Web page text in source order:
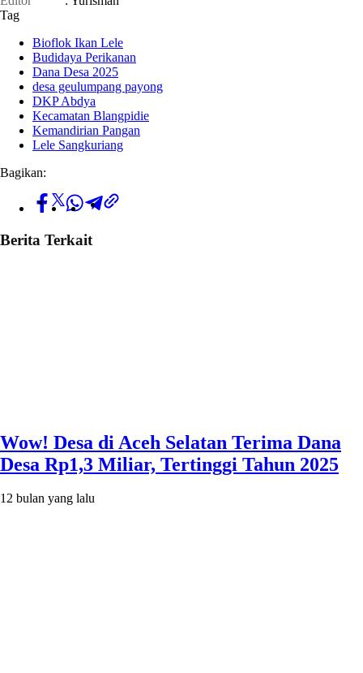
Tag
Bioflok Ikan Lele
Budidaya Perikanan
Dana Desa 2025
desa geulumpang payong
DKP Abdya
Kecamatan Blangpidie
Kemandirian Pangan
Lele Sangkuriang
Bagikan:
Berita Terkait
Wow! Desa di Aceh Selatan Terima Dana
Desa Rp1,3 Miliar, Tertinggi Tahun 2025
12 bulan yang lalu